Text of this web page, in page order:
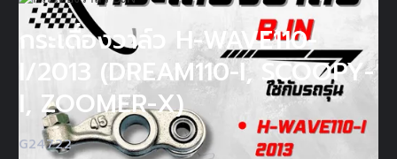
กระเดื่องวาล์ว H-WAVE110-
I/2013 (DREAM110-I, SCOOPY-
I, ZOOMER-X)
G24722